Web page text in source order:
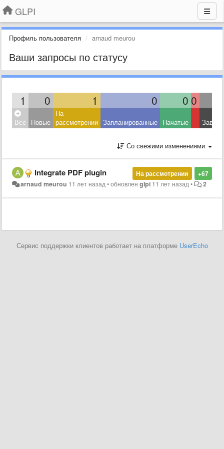
GLPI
Профиль пользователя arnaud meurou
Ваши запросы по статусу
1 0 1 0 0 0
Все Новые
На
рассмотрении Запланированные Начатые
Со свежими изменениями
+67
На рассмотрении
Integrate PDF plugin
arnaud meurou 11 лет назад•обновленglpi 11 лет назад• 2
Сервис поддержки клиентов работает на платформе UserEcho